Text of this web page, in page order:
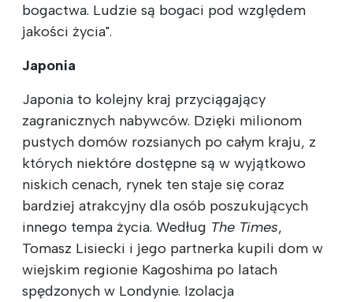
bogactwa. Ludzie są bogaci pod względem
jakości życia".
Japonia
Japonia to kolejny kraj przyciągający
zagranicznych nabywców. Dzięki milionom
pustych domów rozsianych po całym kraju, z
których niektóre dostępne są w wyjątkowo
niskich cenach, rynek ten staje się coraz
bardziej atrakcyjny dla osób poszukujących
innego tempa życia. Według The Times,
Tomasz Lisiecki i jego partnerka kupili dom w
wiejskim regionie Kagoshima po latach
spędzonych w Londynie. Izolacja